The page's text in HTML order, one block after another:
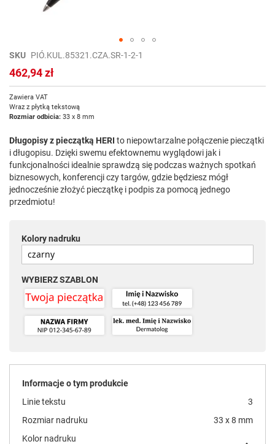
Przejdź
na
początek
SKU PIÓ.KUL.85321.CZA.SR-1-2-1
462,94 zł
Zawiera VAT
Wraz z płytką tekstową
Rozmiar odbicia: 33 x 8 mm
Długopisy z pieczątką HERI to niepowtarzalne połączenie pieczątki
i długopisu. Dzięki swemu efektownemu wyglądowi jak i
funkcjonalności idealnie sprawdzą się podczas ważnych spotkań
biznesowych, konferencji czy targów, gdzie będziesz mógł
jednocześnie złożyć pieczątkę i podpis za pomocą jednego
przedmiotu!
Kolory nadruku
WYBIERZ SZABLON
Informacje o tym produkcie
Linie tekstu
3
Rozmiar nadruku
33 x 8 mm
Kolor nadruku